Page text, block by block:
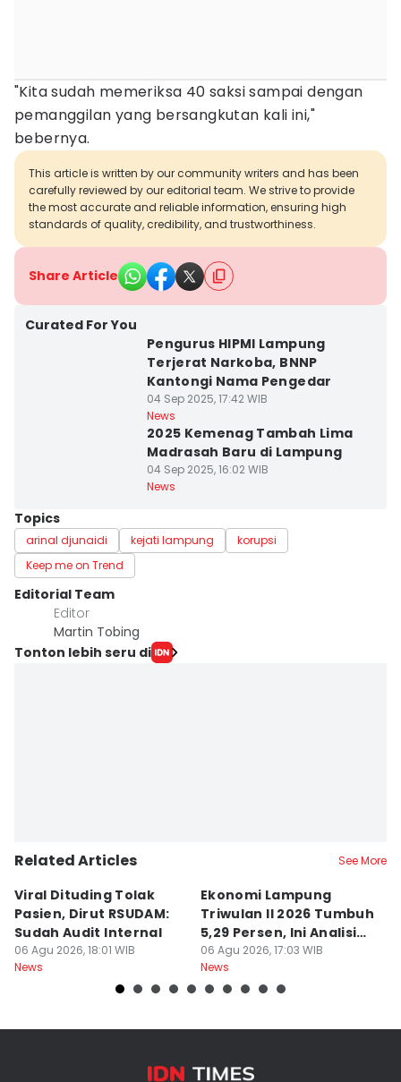
"Kita sudah memeriksa 40 saksi sampai dengan
pemanggilan yang bersangkutan kali ini,"
bebernya.
This article is written by our community writers and has been
carefully reviewed by our editorial team. We strive to provide
the most accurate and reliable information, ensuring high
standards of quality, credibility, and trustworthiness.
Share Article
Curated For You
Pengurus HIPMI Lampung
Terjerat Narkoba, BNNP
Kantongi Nama Pengedar
04 Sep 2025, 17:42 WIB
News
2025 Kemenag Tambah Lima
Madrasah Baru di Lampung
04 Sep 2025, 16:02 WIB
News
Topics
arinal djunaidi kejati lampung
korupsi
Keep me on Trend
Editorial Team
Editor
Martin Tobing
Tonton lebih seru di
Related Articles See More
Viral Dituding Tolak
Pasien, Dirut RSUDAM:
Sudah Audit Internal
06 Agu 2026, 18:01 WIB
News
Ekonomi Lampung
Triwulan II 2026 Tumbuh
5,29 Persen, Ini Analisis
BI
06 Agu 2026, 17:03 WIB
News